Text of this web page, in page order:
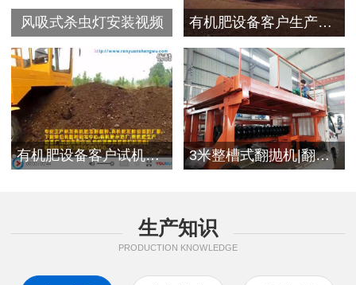
风吸式杀虫灯安装视频 有机肥设备客户生产视频
有机肥设备客户试机现场 3米整槽式翻抛机|翻堆机发往浙江客户
生产知识
PRODUCTION KNOWLEDGE